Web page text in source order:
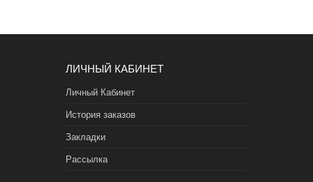
ЛИЧНЫЙ КАБИНЕТ
Личный Кабинет
История заказов
Закладки
Рассылка